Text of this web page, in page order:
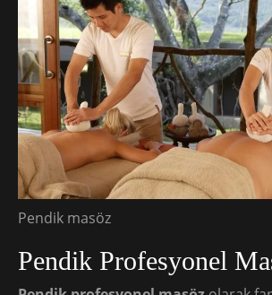
Pendik masöz
Pendik Profesyonel